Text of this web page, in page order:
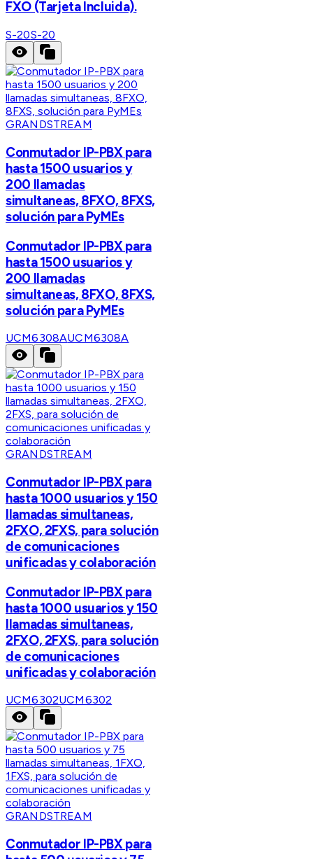
FXO (Tarjeta Incluida).
S-20S-20
GRANDSTREAM
Conmutador IP-PBX para
hasta 1500 usuarios y
200 llamadas
simultaneas, 8FXO, 8FXS,
solución para PyMEs
Conmutador IP-PBX para
hasta 1500 usuarios y
200 llamadas
simultaneas, 8FXO, 8FXS,
solución para PyMEs
UCM6308AUCM6308A
GRANDSTREAM
Conmutador IP-PBX para
hasta 1000 usuarios y 150
llamadas simultaneas,
2FXO, 2FXS, para solución
de comunicaciones
unificadas y colaboración
Conmutador IP-PBX para
hasta 1000 usuarios y 150
llamadas simultaneas,
2FXO, 2FXS, para solución
de comunicaciones
unificadas y colaboración
UCM6302UCM6302
GRANDSTREAM
Conmutador IP-PBX para